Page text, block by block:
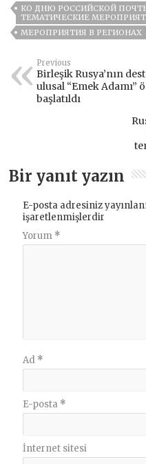
КО ДНЮ РОССИЙСКОЙ
ТЕМАТИЧЕСКИЕ
МЕРОПРИЯТИЯ В РЕГИОНАХ
Previous
Birleşik Rusya’nın
ulusal “Emek Adamı”
başlatıldı
Bir yanıt yazın
E-posta adresiniz
işaretlenmişlerdir
Yorum *
Ad *
E-posta *
İnternet sitesi